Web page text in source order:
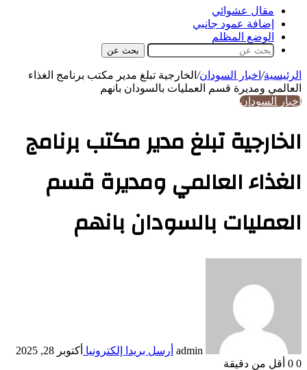
مقال عشوائي
إضافة عمود جانبي
الوضع المظلم
بحث عن
الرئيسية/ اخبار السودان/ الخارجية تبلغ مدير مكتب برنامج الغذاء
العالمي ومديرة قسم العمليات بالسودان بانهم
اخبار السودان
الخارجية تبلغ مدير مكتب برنامج
الغذاء العالمي ومديرة قسم
العمليات بالسودان بانهم
admin أرسل بريدا إلكترونيا أكتوبر 28, 2025
0
أقل من دقيقة